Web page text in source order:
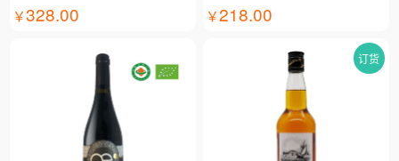
328.00 218.00
订货